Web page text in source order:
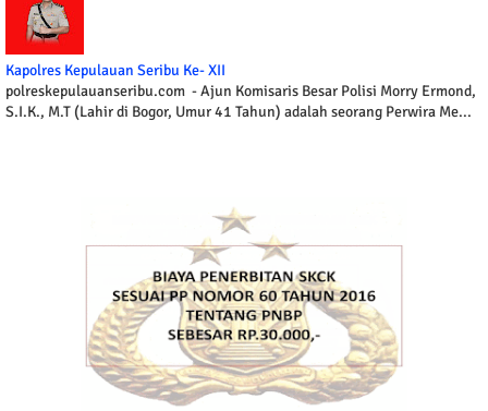
Kapolres Kepulauan Seribu Ke- XII
polreskepulauanseribu.com - Ajun Komisaris Besar Polisi Morry Ermond,
S.I.K., M.T (Lahir di Bogor, Umur 41 Tahun) adalah seorang Perwira Me...